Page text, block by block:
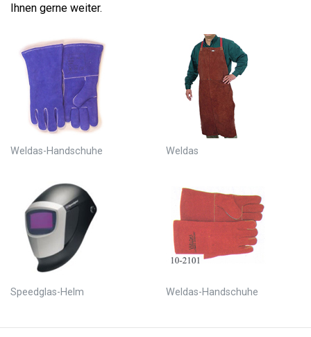
Ihnen gerne weiter.
Weldas-Handschuhe Weldas
Speedglas-Helm Weldas-Handschuhe